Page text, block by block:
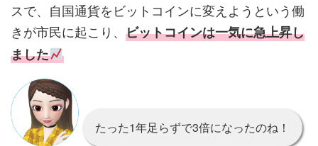
スで、自国通貨をビットコインに変えようという働
きが市民に起こり、 ビットコインは一気に急上昇し
ました
たった1年足らずで3倍になったのね！